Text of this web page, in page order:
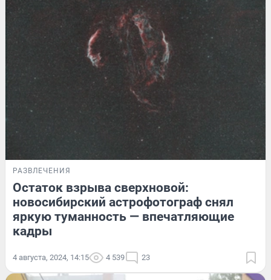
РАЗВЛЕЧЕНИЯ
Остаток взрыва сверхновой:
новосибирский астрофотограф снял
яркую туманность — впечатляющие
кадры
4 августа, 2024, 14:15 4 539 23